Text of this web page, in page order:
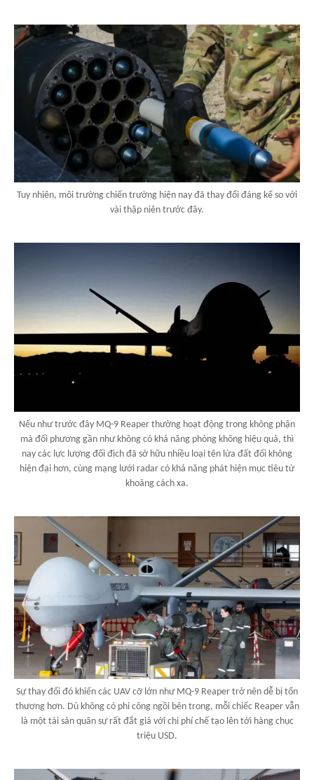
Tuy nhiên, môi trường chiến trường hiện nay đã thay đổi đáng kể so với
vài thập niên trước đây.
Nếu như trước đây MQ-9 Reaper thường hoạt động trong không phận
mà đối phương gần như không có khả năng phòng không hiệu quả, thì
nay các lực lượng đối địch đã sở hữu nhiều loại tên lửa đất đối không
hiện đại hơn, cùng mạng lưới radar có khả năng phát hiện mục tiêu từ
khoảng cách xa.
Sự thay đổi đó khiến các UAV cỡ lớn như MQ-9 Reaper trở nên dễ bị tổn
thương hơn. Dù không có phi công ngồi bên trong, mỗi chiếc Reaper vẫn
là một tài sản quân sự rất đắt giá với chi phí chế tạo lên tới hàng chục
triệu USD.